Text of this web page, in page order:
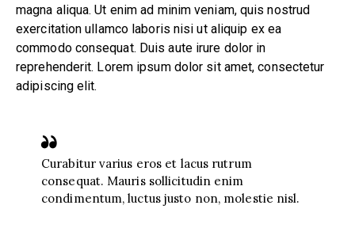
magna aliqua. Ut enim ad minim veniam, quis nostrud
exercitation ullamco laboris nisi ut aliquip ex ea
commodo consequat. Duis aute irure dolor in
reprehenderit. Lorem ipsum dolor sit amet, consectetur
adipiscing elit.
Curabitur varius eros et lacus rutrum
consequat. Mauris sollicitudin enim
condimentum, luctus justo non, molestie nisl.